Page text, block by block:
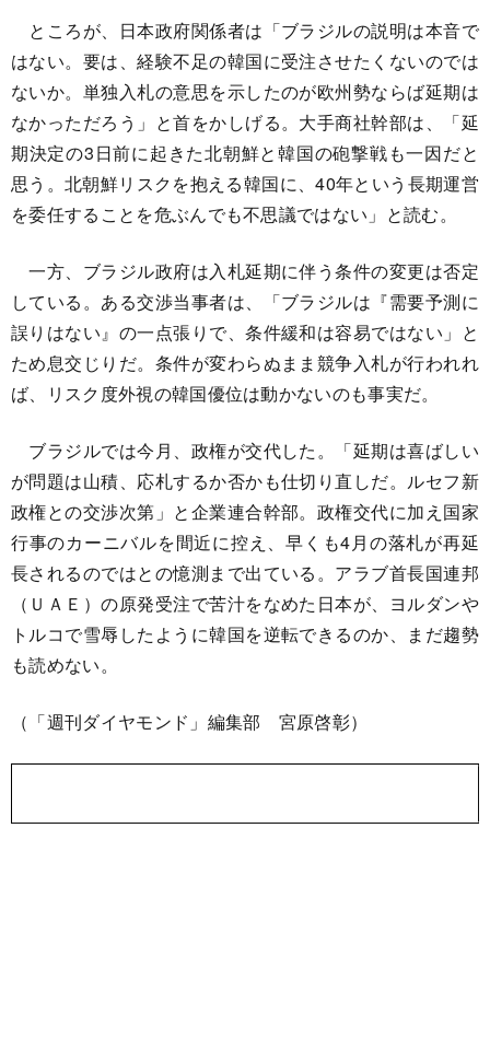
ところが、日本政府関係者は「ブラジルの説明は本音で
はない。要は、経験不足の韓国に受注させたくないのでは
ないか。単独入札の意思を示したのが欧州勢ならば延期は
なかっただろう」と首をかしげる。大手商社幹部は、「延
期決定の3日前に起きた北朝鮮と韓国の砲撃戦も一因だと
思う。北朝鮮リスクを抱える韓国に、40年という長期運営
を委任することを危ぶんでも不思議ではない」と読む。
一方、ブラジル政府は入札延期に伴う条件の変更は否定
している。ある交渉当事者は、「ブラジルは『需要予測に
誤りはない』の一点張りで、条件緩和は容易ではない」と
ため息交じりだ。条件が変わらぬまま競争入札が行われれ
ば、リスク度外視の韓国優位は動かないのも事実だ。
ブラジルでは今月、政権が交代した。「延期は喜ばしい
が問題は山積、応札するか否かも仕切り直しだ。ルセフ新
政権との交渉次第」と企業連合幹部。政権交代に加え国家
行事のカーニバルを間近に控え、早くも4月の落札が再延
長されるのではとの憶測まで出ている。アラブ首長国連邦
（ＵＡＥ）の原発受注で苦汁をなめた日本が、ヨルダンや
トルコで雪辱したように韓国を逆転できるのか、まだ趨勢
も読めない。
（「週刊ダイヤモンド」編集部 宮原啓彰）